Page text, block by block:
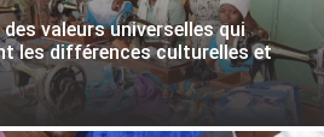
valeurs universelles qui
les différences culturelles et